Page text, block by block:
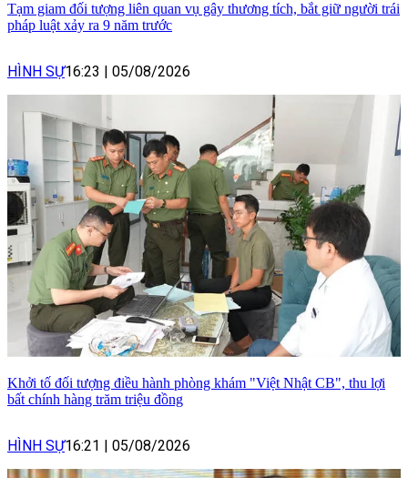
Tạm giam đối tượng liên quan vụ gây thương tích, bắt giữ người trái
pháp luật xảy ra 9 năm trước
HÌNH SỰ16:23 05/08/2026
Khởi tố đối tượng điều hành phòng khám "Việt Nhật CB", thu lợi
bất chính hàng trăm triệu đồng
HÌNH SỰ16:21 05/08/2026